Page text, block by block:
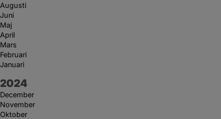
Augusti
Juni
Maj
April
Mars
Februari
Januari
År:
2024
December
November
Oktober